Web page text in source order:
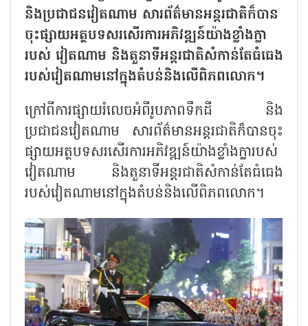
និងប្រជាជនវៀតណាម សារព័ត៌មានអន្តរជាតិក៏បាន
ចុះផ្សាយអត្ថបទសរសើរការអភិវឌ្ឍន៍យ៉ាងខ្លាំងក្លា
របស់ វៀតណាម និងតួនាទីអន្តរជាតិសំកាន់តែធំធេង
របស់វៀតណាមនៅក្នុងតំបន់និងលើពិភពលោក។
ក្រៅពីការផ្សាយរំលេចអំពីរូបភាពទឹកដី និង
ប្រជាជនវៀតណាម សារព័ត៌មានអន្តរជាតិក៏បានចុះ
ផ្សាយអត្ថបទសរសើរការអភិវឌ្ឍន៍យ៉ាងខ្លាំងក្លារបស់​
វៀតណាម​ និងតួនាទីអន្តរជាតិសំកាន់តែធំធេង
របស់វៀតណាមនៅក្នុងតំបន់និង​លើពិភពលោក។